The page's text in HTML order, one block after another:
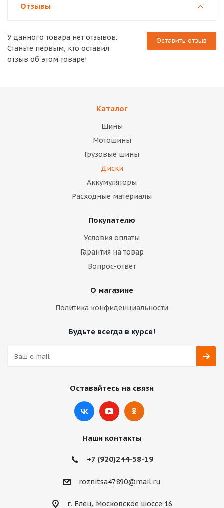
Отзывы
Оставить отзыв
У данного товара нет отзывов.
Станьте первым, кто оставил
отзыв об этом товаре!
Каталог
Шины
Мотошины
Грузовые шины
Диски
Аккумуляторы
Расходные материалы
Покупателю
Условия оплаты
Гарантия на товар
Вопрос-ответ
О магазине
Политика конфиденциальности
Будьте всегда в курсе!
Оставайтесь на связи
Наши контакты
+7 (920)244-58-19
roznitsa47890@mail.ru
г. Елец, Московское шоссе 16